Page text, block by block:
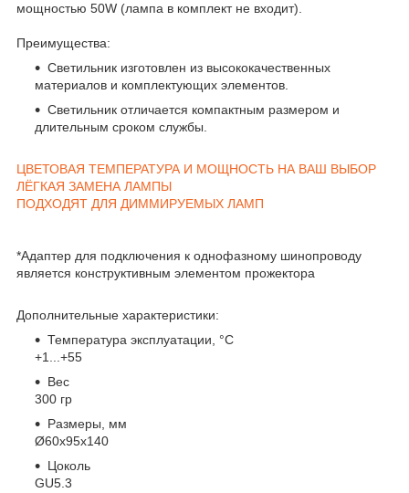
мощностью 50W (лампа в комплект не входит).
Преимущества:
Светильник изготовлен из высококачественных
материалов и комплектующих элементов.
Светильник отличается компактным размером и
длительным сроком службы.
ЦВЕТОВАЯ ТЕМПЕРАТУРА И МОЩНОСТЬ НА ВАШ ВЫБОР
ЛЁГКАЯ ЗАМЕНА ЛАМПЫ
ПОДХОДЯТ ДЛЯ ДИММИРУЕМЫХ ЛАМП
*Адаптер для подключения к однофазному шинопроводу
является конструктивным элементом прожектора
Дополнительные характеристики:
Температура эксплуатации, °С
+1...+55
Вес
300 гр
Размеры, мм
Ø60x95x140
Цоколь
GU5.3